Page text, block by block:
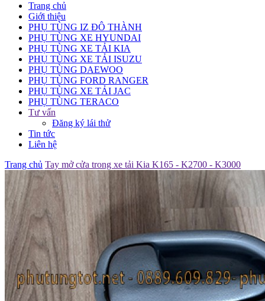
Trang chủ
Giới thiệu
PHỤ TÙNG IZ ĐÔ THÀNH
PHỤ TÙNG XE HYUNDAI
PHỤ TÙNG XE TẢI KIA
PHỤ TÙNG XE TẢI ISUZU
PHỤ TÙNG DAEWOO
PHỤ TÙNG FORD RANGER
PHỤ TÙNG XE TẢI JAC
PHỤ TÙNG TERACO
Tư vấn
Đăng ký lái thử
Tin tức
Liên hệ
Trang chủ Tay mở cửa trong xe tải Kia K165 - K2700 - K3000